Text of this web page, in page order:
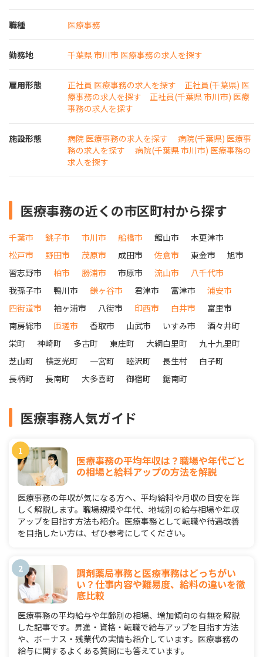
職種 医療事務
勤務地 千葉県 市川市 医療事務の求人を探す
雇用形態 正社員 医療事務の求人を探す
正社員(千葉県) 医
療事務の求人を探す
正社員(千葉県 市川市) 医療
事務の求人を探す
施設形態 病院 医療事務の求人を探す
病院(千葉県) 医療事
務の求人を探す
病院(千葉県 市川市) 医療事務の
求人を探す
医療事務の近くの市区町村から探す
千葉市 銚子市 市川市 船橋市 館山市
木更津市
松戸市
野田市 茂原市 成田市 佐倉市 東金市
旭市
習志野市
柏市 勝浦市 市原市 流山市
八千代市
我孫子市
鴨川市 鎌ヶ谷市 君津市 富津市
浦安市
四街道市
袖ヶ浦市 八街市 印西市 白井市
富里市
南房総市
匝瑳市 香取市 山武市 いすみ市
酒々井町
栄町
神崎町 多古町 東庄町 大網白里町
九十九里町
芝山町
横芝光町 一宮町 睦沢町 長生村
白子町
長柄町
長南町 大多喜町 御宿町 鋸南町
医療事務人気ガイド
医療事務の平均年収は？職場や年代ごと
の相場と給料アップの方法を解説
医療事務の年収が気になる方へ、平均給料や月収の目安を詳
しく解説します。職場規模や年代、地域別の給与相場や年収
アップを目指す方法も紹介。医療事務として転職や待遇改善
を目指したい方は、ぜひ参考にしてください。
調剤薬局事務と医療事務はどっちがい
い？仕事内容や難易度、給料の違いを徹
底比較
医療事務の平均給与や年齢別の相場、増加傾向の有無を解説
した記事です。昇進・資格・転職で給与アップを目指す方法
や、ボーナス・残業代の実情も紹介しています。医療事務の
給与に関するよくある質問にも答えています。